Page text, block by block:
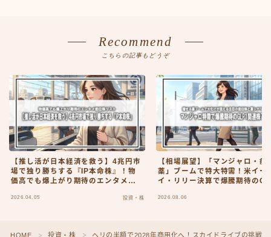
Recommend
こちらの記事もどうぞ
【推し活が日本経済を救う】4兆円市
場で独り勝ちする『IP本命株』！物
価高でも爆上がり期待のエンタメ低
2026.04.05 投資・株
【相場展望】「マンジャロ・痩
薬」ブームで特大特需！米イー
イ・リリー決算で爆騰期待の
2026.08.06
HOME ＞ 投資・株 ＞ ヘリの半額で2028年商用化へ！スカイドライブの挑戦